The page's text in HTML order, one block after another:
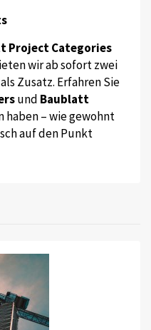
Project Categories
wir ab sofort zwei
Zusatz. Erfahren Sie
und Baublatt
– wie gewohnt
auf den Punkt